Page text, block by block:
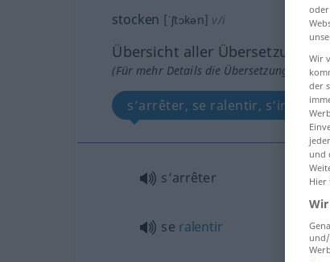
stocken [ˈʃtɔkən] v/i
Übersicht aller Übersetzungen
(Für mehr Details die Übersetzung
s’arrêter, se ralentir,
s’arrêter
se ralentir
Wir
der
und
Hier